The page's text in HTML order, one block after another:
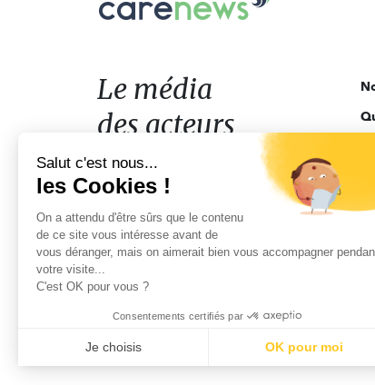
Le
acteurs
de
l'engagement
Le média
des acteurs
de l'engagement
Salut c'est nous...
les Cookies !
On a attendu d'être sûrs que le contenu
de ce site vous intéresse avant de
vous déranger, mais on aimerait bien vous accompagner
votre visite...
C'est OK pour vous ?
Consentements certifiés par
Je choisis OK pour moi